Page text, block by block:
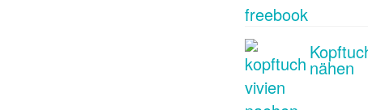
nähen